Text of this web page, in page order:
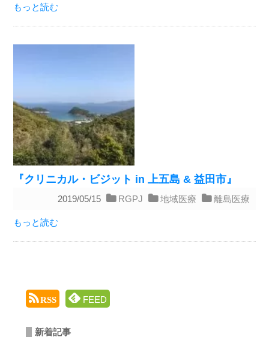
もっと読む
『クリニカル・ビジット in 上五島 & 益田市』
2019/05/15 RGPJ 地域医療 離島医療
もっと読む
RSS FEED
新着記事